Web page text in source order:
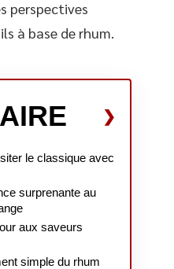
perspectives
à base de rhum.
le classique avec
surprenante au
aux saveurs
simple du rhum